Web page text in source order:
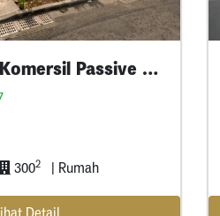
Jalan Arjuno Komersil Passive Income Tersewa
3002 | Rumah
Detail